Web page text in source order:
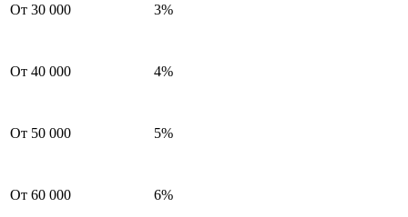
От 30 000 3%
От 40 000 4%
От 50 000 5%
От 60 000 6%